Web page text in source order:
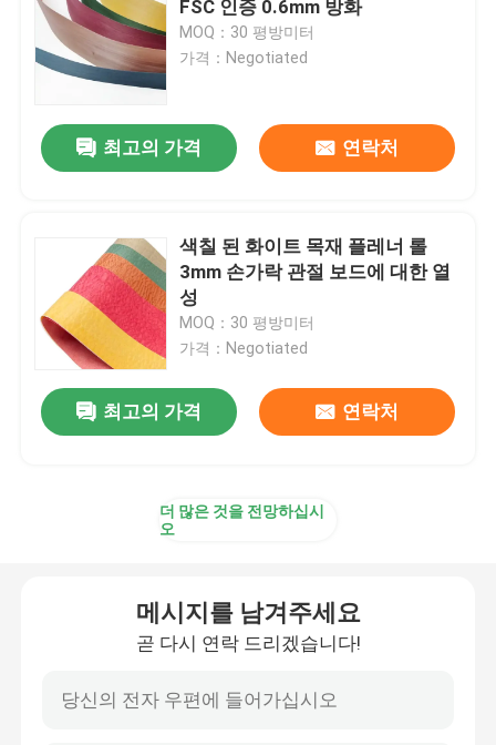
FSC 인증 0.6mm 방화
MOQ：30 평방미터
가격：Negotiated
최고의 가격 연락처
색칠 된 화이트 목재 플레너 롤
3mm 손가락 관절 보드에 대한 열
성
MOQ：30 평방미터
가격：Negotiated
최고의 가격 연락처
더 많은 것을 전망하십시
오
메시지를 남겨주세요
곧 다시 연락 드리겠습니다!